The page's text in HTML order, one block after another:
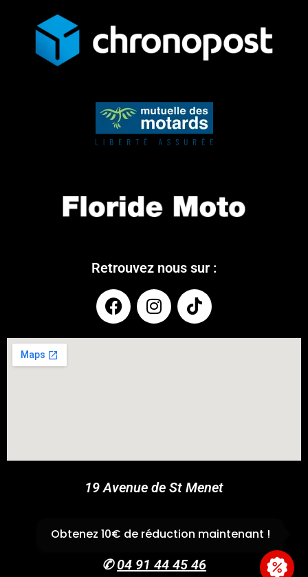
Retrouvez nous sur :
19 Avenue de St Menet
13011 Marseille
✆04 91 44 45 46
Obtenez 10€ de réduction maintenant !